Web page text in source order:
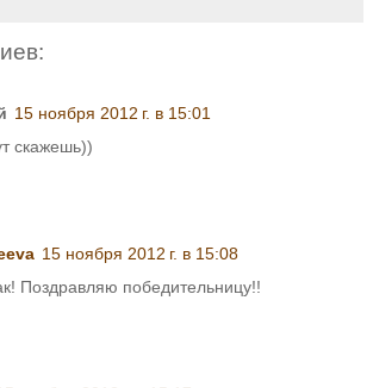
15 ноября 2012 г. в 15:01
скажешь))
15 ноября 2012 г. в 15:08
Поздравляю победительницу!!